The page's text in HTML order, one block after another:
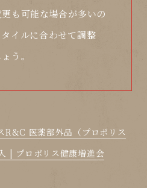
も可能な場合が多いの
イルに合わせて調整
う。
R&C 医薬部外品（プロポリス
| プロポリス健康増進会